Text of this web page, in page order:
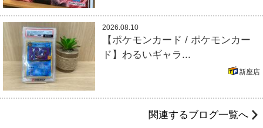
2026.08.10
【ポケモンカード / ポケモンカー
ド】わるいギャラ...
新座店
関連するブログ一覧へ